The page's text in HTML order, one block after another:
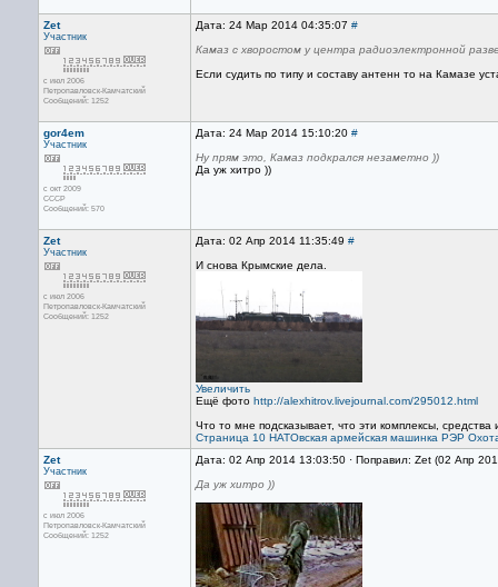
Zet
Участник
с июл 2006
Петропавловск-Камчатский
Сообщений: 1252
Дата: 24 Мар 2014 04:35:07 #
Камаз с хворостом у центра радиоэлектронной
Если судить по типу и составу антенн то на Камазе
gor4em
Участник
с окт 2009
СССР
Сообщений: 570
Дата: 24 Мар 2014 15:10:20 #
Ну прям это, Камаз подкрался незаметно ))
Да уж хитро ))
Zet
Участник
с июл 2006
Петропавловск-Камчатский
Сообщений: 1252
Дата: 02 Апр 2014 11:35:49 #
И снова Крымские дела.
Увеличить
Ещё фото http://alexhitrov.livejournal.com/295012.html
Что то мне подсказывает, что эти комплексы,
Страница 10 НАТОвская армейская машинка РЭР
Zet
Участник
с июл 2006
Петропавловск-Камчатский
Сообщений: 1252
Дата: 02 Апр 2014 13:03:50 · Поправил: Zet (02 Апр
Да уж хитро ))